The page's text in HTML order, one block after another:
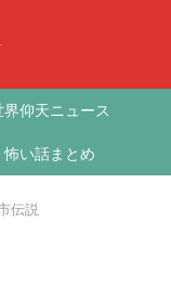
界仰天ニュース
怖い話まとめ
伝説